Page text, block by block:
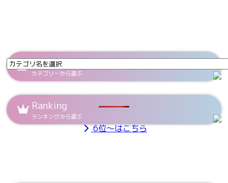
Category
カテゴリーから選ぶ
Ranking
ランキングから選ぶ
6位～はこちら